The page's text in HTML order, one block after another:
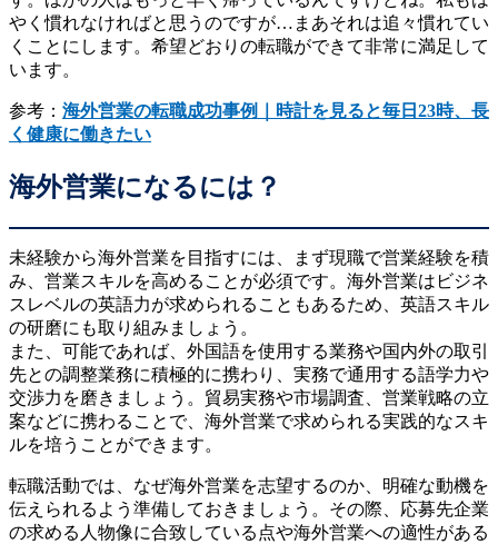
やく慣れなければと思うのですが…まあそれは追々慣れてい
くことにします。希望どおりの転職ができて非常に満足して
います。
参考： 海外営業の転職成功事例｜時計を見ると毎日23時、長
く健康に働きたい
海外営業になるには？
未経験から海外営業を目指すには、まず現職で営業経験を積
み、営業スキルを高めることが必須です。海外営業はビジネ
スレベルの英語力が求められることもあるため、英語スキル
の研磨にも取り組みましょう。
また、可能であれば、外国語を使用する業務や国内外の取引
先との調整業務に積極的に携わり、実務で通用する語学力や
交渉力を磨きましょう。貿易実務や市場調査、営業戦略の立
案などに携わることで、海外営業で求められる実践的なスキ
ルを培うことができます。
転職活動では、なぜ海外営業を志望するのか、明確な動機を
伝えられるよう準備しておきましょう。その際、応募先企業
の求める人物像に合致している点や海外営業への適性がある